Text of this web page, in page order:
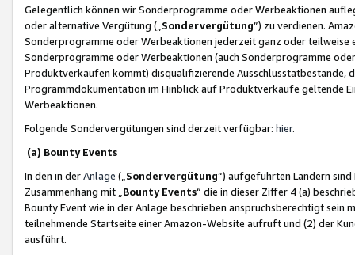
Gelegentlich können wir Sonderprogramme oder Werbeaktionen
oder alternative Vergütung („ Sondervergütung”) zu verdienen.
Sonderprogramme oder Werbeaktionen jederzeit ganz oder
Sonderprogramme oder Werbeaktionen (auch Sonderprogramme
Produktverkäufen kommt) disqualifizierende Ausschlusstatbestände,
Programmdokumentation im Hinblick auf Produktverkäufe geltende
Werbeaktionen.
Folgende Sondervergütungen sind derzeit verfügbar: hier.
(a) Bounty Events
In den in derAnlage („ Sondervergütung“) aufgeführten Ländern
Zusammenhang mit „ Bounty Events“ die in dieser Ziffer 4 (a)
Bounty Event wie in der Anlage beschrieben anspruchsberechtigt sein
teilnehmende Startseite einer Amazon-Website aufruft und (2) der
ausführt.